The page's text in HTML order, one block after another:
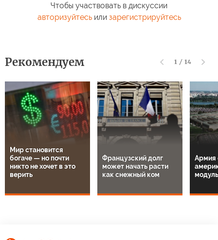
Чтобы участвовать в дискуссии
авторизуйтесьили зарегистрируйтесь
Рекомендуем 1 / 14
Мир становится
богаче — но почти
никто не хочет в это
верить
Французский долг
может начать расти
как снежный ком
Армия